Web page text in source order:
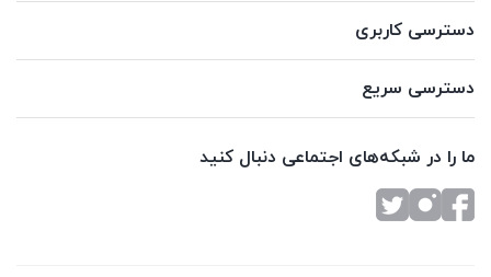
دسترسی کاربری
دسترسی سریع
ما را در شبکه‌های اجتماعی دنبال کنید